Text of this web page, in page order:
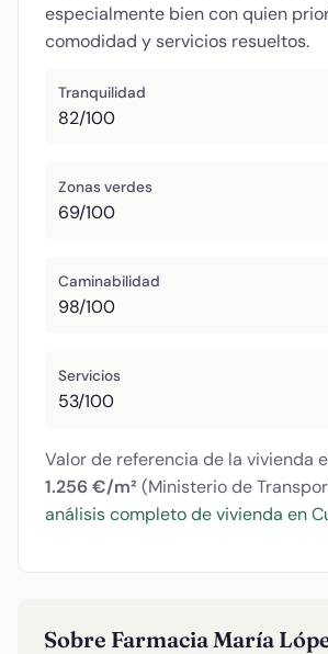
especialmente bien con quien
comodidad y servicios resueltos.
Tranquilidad
82/100
Zonas verdes
69/100
Caminabilidad
98/100
Servicios
53/100
Valor de referencia de la vivienda
1.256 €/m² (Ministerio de
análisis completo de vivienda en
Sobre Farmacia María